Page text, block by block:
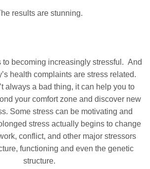
results are stunning.
to becoming increasingly stressful. And
health complaints are stress related.
always a bad thing, it can help you to
your comfort zone and discover new
Some stress can be motivating and
stress actually begins to change
conflict, and other major stressors
functioning and even the genetic
structure.